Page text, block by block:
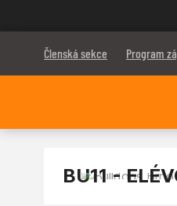
Členská sekce Program
BU11 -